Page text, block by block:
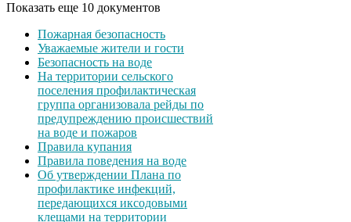
Показать еще 10 документов
Пожарная безопасность
Уважаемые жители и гости
Безопасность на воде
На территории сельского
поселения профилактическая
группа организовала рейды по
предупреждению происшествий
на воде и пожаров
Правила купания
Правила поведения на воде
Об утверждении Плана по
профилактике инфекций,
передающихся иксодовыми
клещами на территории